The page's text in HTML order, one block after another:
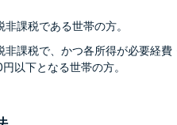
課税である世帯の方。
課税で、かつ各所得が必要経
以下となる世帯の方。